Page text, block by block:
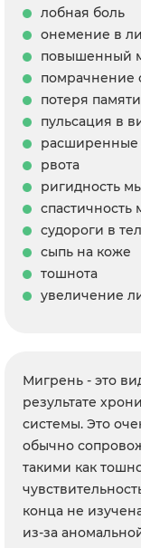
лобная боль
онемение в
повышенный
помрачнение
потеря
пульсация в
расширенные
рвота
ригидность
судороги в
сыпь на коже
тошнота
увеличение
Мигрень - это
результате
системы. Это
обычно
такими как
конца не
из-за